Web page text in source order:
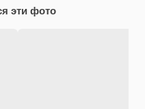
эти фото